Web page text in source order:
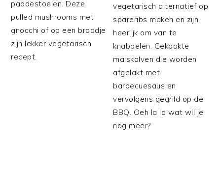
paddestoelen. Deze
pulled mushrooms met
gnocchi of op een broodje
zijn lekker vegetarisch
recept.
vegetarisch alternatief op
spareribs maken en zijn
heerlijk om van te
knabbelen. Gekookte
maiskolven die worden
afgelakt met
barbecuesaus en
vervolgens gegrild op de
BBQ. Oeh la la wat wil je
nog meer?